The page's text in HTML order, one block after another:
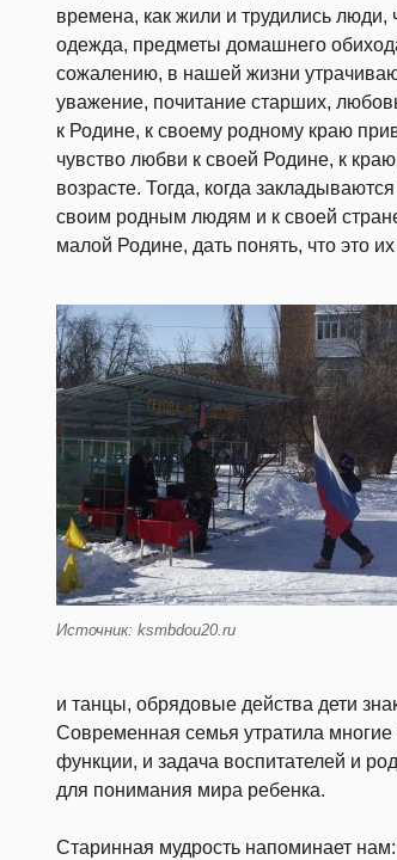
времена, как жили и трудились люди,
одежда, предметы домашнего
сожалению, в нашей жизни
уважение, почитание старших,
к Родине, к своему родному краю
чувство любви к своей Родине, к
возрасте. Тогда, когда
своим родным людям и к своей
малой Родине, дать понять, что это
Источник: ksmbdou20.ru
и танцы, обрядовые действа дети
Современная семья утратила
функции, и задача воспитателей и
для понимания мира ребенка.
Старинная мудрость напоминает